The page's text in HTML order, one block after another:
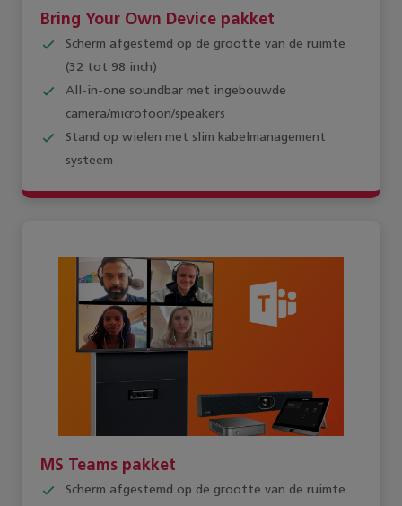
Bring Your Own Device pakket
Scherm afgestemd op de grootte van de ruimte
(32 tot 98 inch)
All-in-one soundbar met ingebouwde
camera/microfoon/speakers
Stand op wielen met slim kabelmanagement
systeem
MS Teams pakket
Scherm afgestemd op de grootte van de ruimte